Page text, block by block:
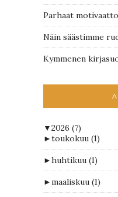
Parhaat
Näin säästimme
Kymmenen
▼2026 (7)
►toukokuu (1)
►huhtikuu (1)
►maaliskuu (1)